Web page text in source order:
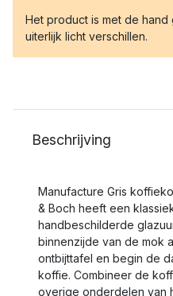
Het product is met de
uiterlijk licht verschillen.
Beschrijving
Manufacture Gris
& Boch heeft een
handbeschilderde
binnenzijde van de mok
ontbijttafel en begin de
koffie. Combineer de
overige onderdelen van